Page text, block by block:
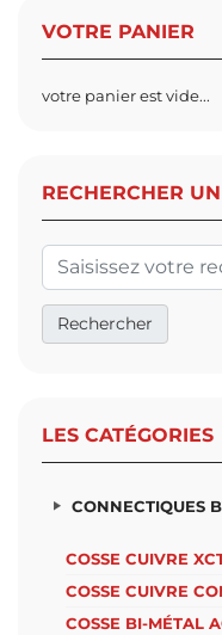
VOTRE PANIER
votre panier est vide...
RECHERCHER
LES CATÉGORIES
CONNECTIQUES
COSSE CUIVRE
COSSE CUIVRE
COSSE BI-MÉTAL